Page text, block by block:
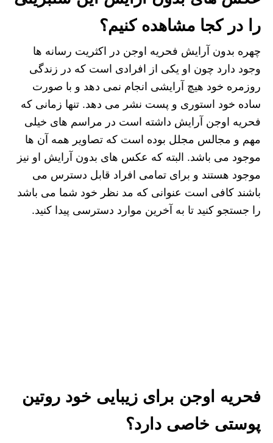
را در کجا مشاهده کنیم؟
چهره بدون آرایش فحریه اوجن در اکثریت رسانه ها
وجود دارد چون او یکی از افرادی است که در زندگی
روزمره خود هیچ آرایشی انجام نمی دهد و با صورت
ساده خود استوری و پست نشر می دهد. تنها زمانی که
فحریه اوجن آرایش داشته است در مراسم های خیلی
مهم و مجالس مجلل بوده است که تصاویر همه آن ها
موجود می باشد. البته که عکس های بدون آرایش او نیز
موجود هستند و برای تمامی افراد قابل دسترس می
باشند کافی است عنوانی که مد نظر خود شما می باشد
را جستجو کنید تا به آخرین موارد دسترسی پیدا کنید.
فحریه اوجن برای زیبایی خود روتین
پوستی خاصی دارد؟